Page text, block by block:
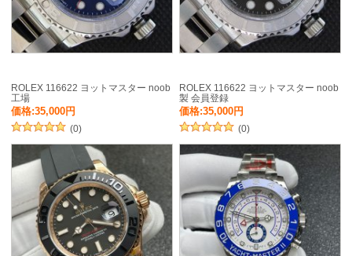
ROLEX 116622 ヨットマスター noob
工場
価格:35,000円
(0)
ROLEX 116622 ヨットマスター noob
製 会員登録
価格:35,000円
(0)